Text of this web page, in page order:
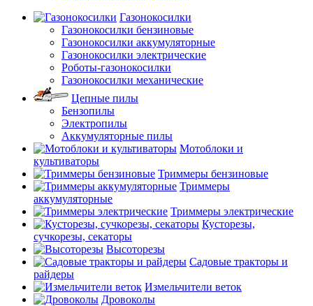
Газонокосилки
Газонокосилки бензиновые
Газонокосилки аккумуляторные
Газонокосилки электрические
Роботы-газонокосилки
Газонокосилки механические
Цепные пилы
Бензопилы
Электропилы
Аккумуляторные пилы
Мотоблоки и
культиваторы
Триммеры бензиновые
Триммеры
аккумуляторные
Триммеры электрические
Кусторезы,
сучкорезы, секаторы
Высоторезы
Садовые тракторы и
райдеры
Измельчители веток
Дровоколы